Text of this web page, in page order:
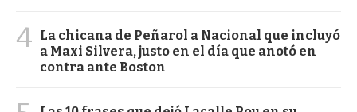
4 La chicana de Peñarol a Nacional que incluyó
a Maxi Silvera, justo en el día que anotó en
contra ante Boston